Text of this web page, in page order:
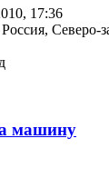
17:36
Россия, Северо-
машину